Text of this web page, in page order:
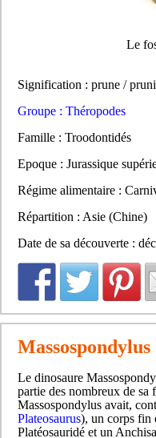
Le
Signification : prune /
Groupe : Théropodes
Famille : Troodontidés
Epoque : Jurassique
Régime alimentaire :
Répartition : Asie (Chine)
Date de sa découverte :
Massospondylus
Le dinosaure
partie des nombreux de sa
Massospondylus avait,
Plateosaurus), un corps fin
Platéosauridé et un